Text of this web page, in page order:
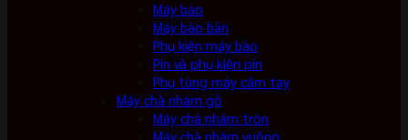
Máy bào
Máy bào bàn
Phụ kiện máy bào
Pin và phụ kiện pin
Phụ tùng máy cầm tay
Máy chà nhám gỗ
Máy chà nhám tròn